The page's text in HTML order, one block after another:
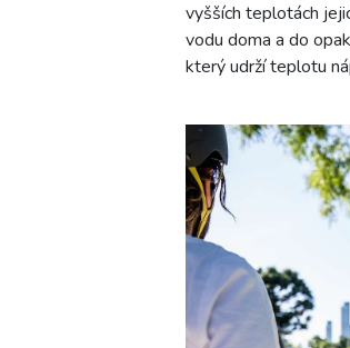
vyšších teplotách
vodu doma a do
který udrží teplotu